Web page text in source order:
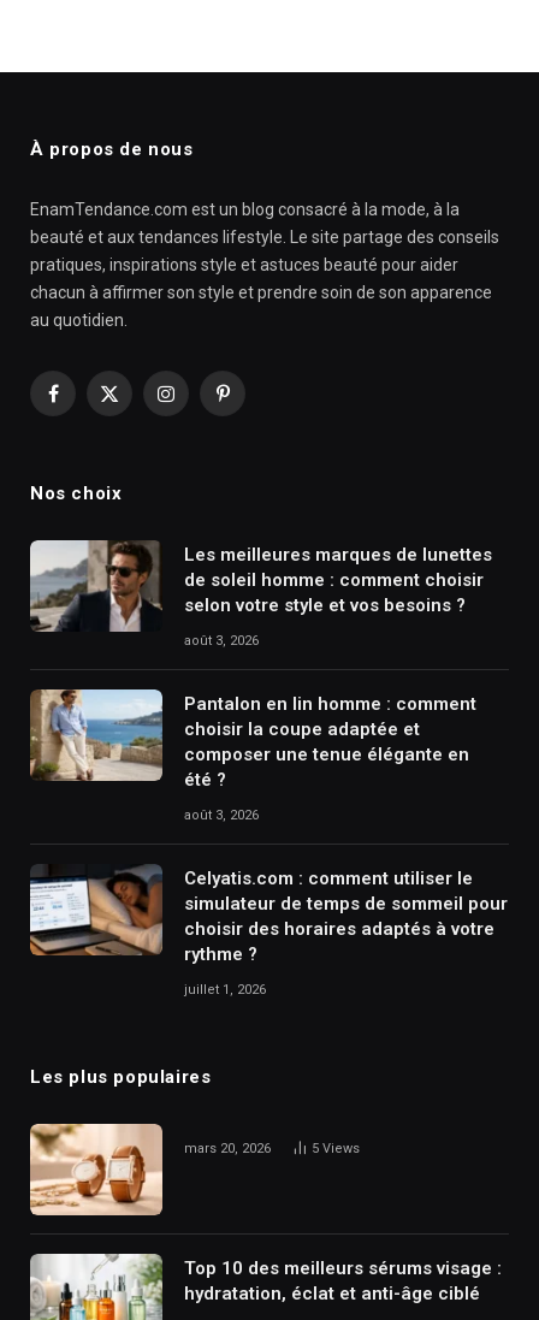
À propos de nous
EnamTendance.com est un blog consacré à la mode, à la
beauté et aux tendances lifestyle. Le site partage des conseils
pratiques, inspirations style et astuces beauté pour aider
chacun à affirmer son style et prendre soin de son apparence
au quotidien.
Facebook
X
InstagramPinterest
Nos choix
Les meilleures marques de lunettes
de soleil homme : comment choisir
selon votre style et vos besoins ?
août 3, 2026
Pantalon en lin homme : comment
choisir la coupe adaptée et
composer une tenue élégante en
été ?
août 3, 2026
Celyatis.com : comment utiliser le
simulateur de temps de sommeil pour
choisir des horaires adaptés à votre
rythme ?
juillet 1, 2026
Les plus populaires
mars 20, 2026 5 Views
Top 10 des meilleurs sérums visage :
hydratation, éclat et anti-âge ciblé